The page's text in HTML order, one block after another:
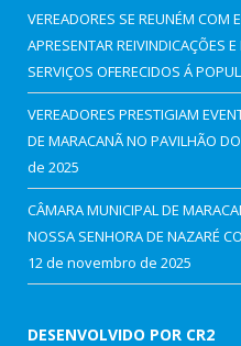
VEREADORES SE REUNÉM COM
APRESENTAR REIVINDICAÇÕES
SERVIÇOS OFERECIDOS Á
VEREADORES PRESTIGIAM
DE MARACANÃ NO PAVILHÃO
de 2025
CÂMARA MUNICIPAL DE
NOSSA SENHORA DE NAZARÉ
12 de novembro de 2025
DESENVOLVIDO POR CR2